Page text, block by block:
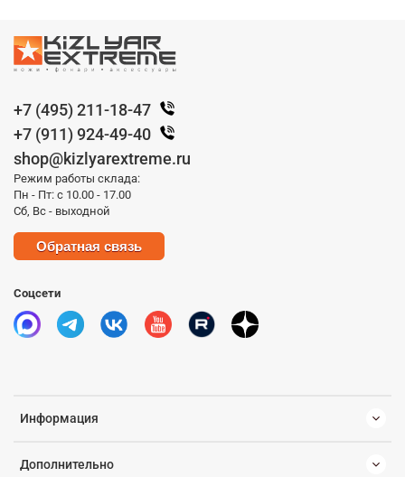
Информация
Дополнительно
+7 (495) 211-18-47
+7 (911) 924-49-40
shop@kizlyarextreme.ru
Режим работы склада:
Пн - Пт: с 10.00 - 17.00
Сб, Вс - выходной
Обратная связь
Соцсети